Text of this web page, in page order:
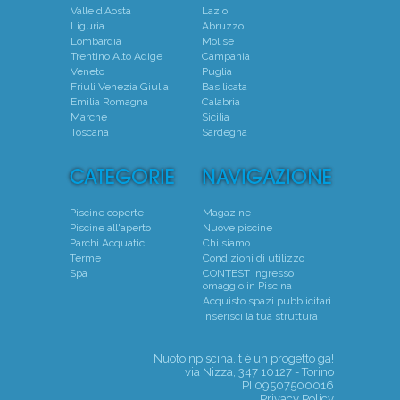
Valle d'Aosta
Liguria
Lombardia
Trentino Alto Adige
Veneto
Friuli Venezia Giulia
Emilia Romagna
Marche
Toscana
Lazio
Abruzzo
Molise
Campania
Puglia
Basilicata
Calabria
Sicilia
Sardegna
Piscine coperte
Piscine all'aperto
Parchi Acquatici
Terme
Spa
Magazine
Nuove piscine
Chi siamo
Condizioni di utilizzo
CONTEST ingresso
omaggio in Piscina
Acquisto spazi pubblicitari
Inserisci la tua struttura
Nuotoinpiscina.it è un progetto ga!
via Nizza, 347 10127 - Torino
PI 09507500016